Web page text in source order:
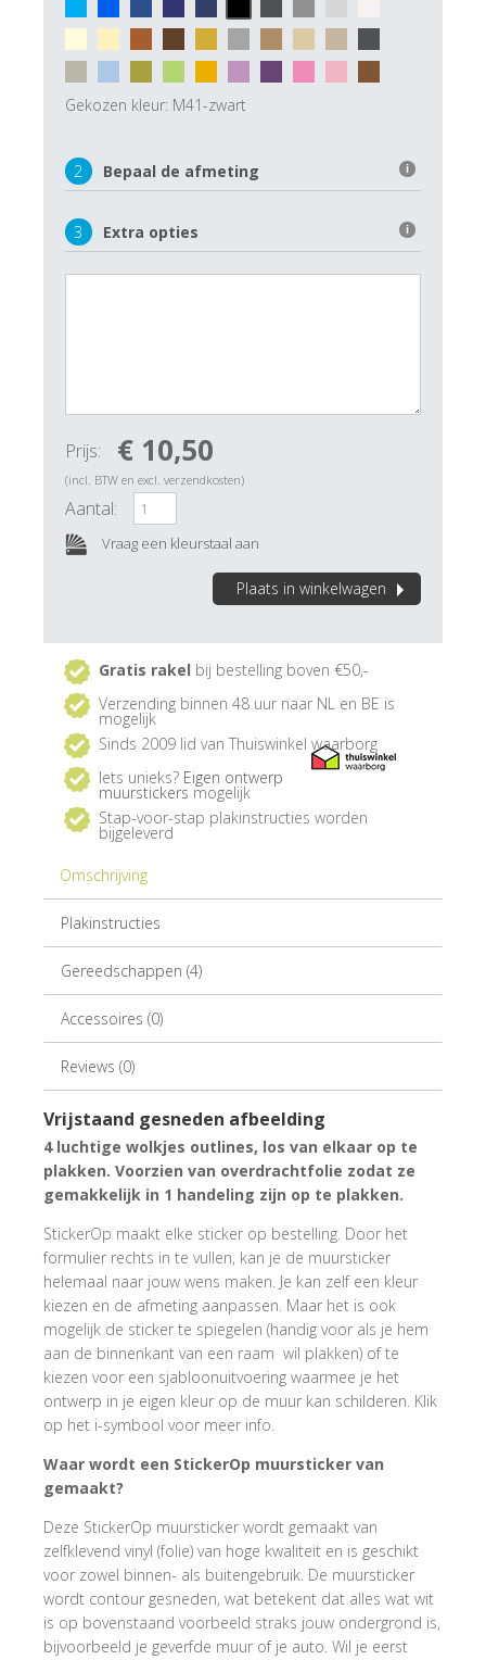
Gekozen kleur: M41-zwart
2 Bepaal de afmeting i
3 Extra opties i
Plaats in winkelwagen
Prijs: € 10,50
(incl. BTW en excl. verzendkosten)
Aantal:
Vraag een kleurstaal aan
Gratis rakel bij bestelling boven €50,-
Verzending binnen 48 uur naar NL en BE is
mogelijk
Sinds 2009 lid van Thuiswinkel waarborg
Iets unieks? Eigen ontwerp
muurstickers mogelijk
Stap-voor-stap plakinstructies worden
bijgeleverd
Omschrijving
Plakinstructies
Gereedschappen (4)
Accessoires (0)
Reviews (0)
Vrijstaand gesneden afbeelding
4 luchtige wolkjes outlines, los van elkaar op te
plakken. Voorzien van overdrachtfolie zodat ze
gemakkelijk in 1 handeling zijn op te plakken.
StickerOp maakt elke sticker op bestelling. Door het
formulier rechts in te vullen, kan je de muursticker
helemaal naar jouw wens maken. Je kan zelf een kleur
kiezen en de afmeting aanpassen. Maar het is ook
mogelijk de sticker te spiegelen (handig voor als je hem
aan de binnenkant van een raam wil plakken) of te
kiezen voor een sjabloonuitvoering waarmee je het
ontwerp in je eigen kleur op de muur kan schilderen. Klik
op het i-symbool voor meer info.
Waar wordt een StickerOp muursticker van
gemaakt?
Deze StickerOp muursticker wordt gemaakt van
zelfklevend vinyl (folie) van hoge kwaliteit en is geschikt
voor zowel binnen- als buitengebruik. De muursticker
wordt contour gesneden, wat betekent dat alles wat wit
is op bovenstaand voorbeeld straks jouw ondergrond is,
bijvoorbeeld je geverfde muur of je auto. Wil je eerst